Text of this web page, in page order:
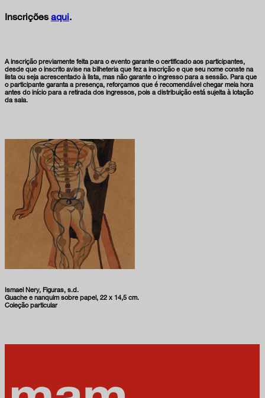
Inscriçõesaqui.
A inscrição previamente feita para o evento garante o certificado aos participantes,
desde que o inscrito avise na bilheteria que fez a inscrição e que seu nome conste na
lista ou seja acrescentado à lista, mas não garante o ingresso para a sessão. Para que
o participante garanta a presença, reforçamos que é recomendável chegar meia hora
antes do início para a retirada dos ingressos, pois a distribuição está sujeita à lotação
da sala.
Ismael Nery, Figuras, s.d.
Guache e nanquim sobre papel, 22 x 14,5 cm.
Coleção particular